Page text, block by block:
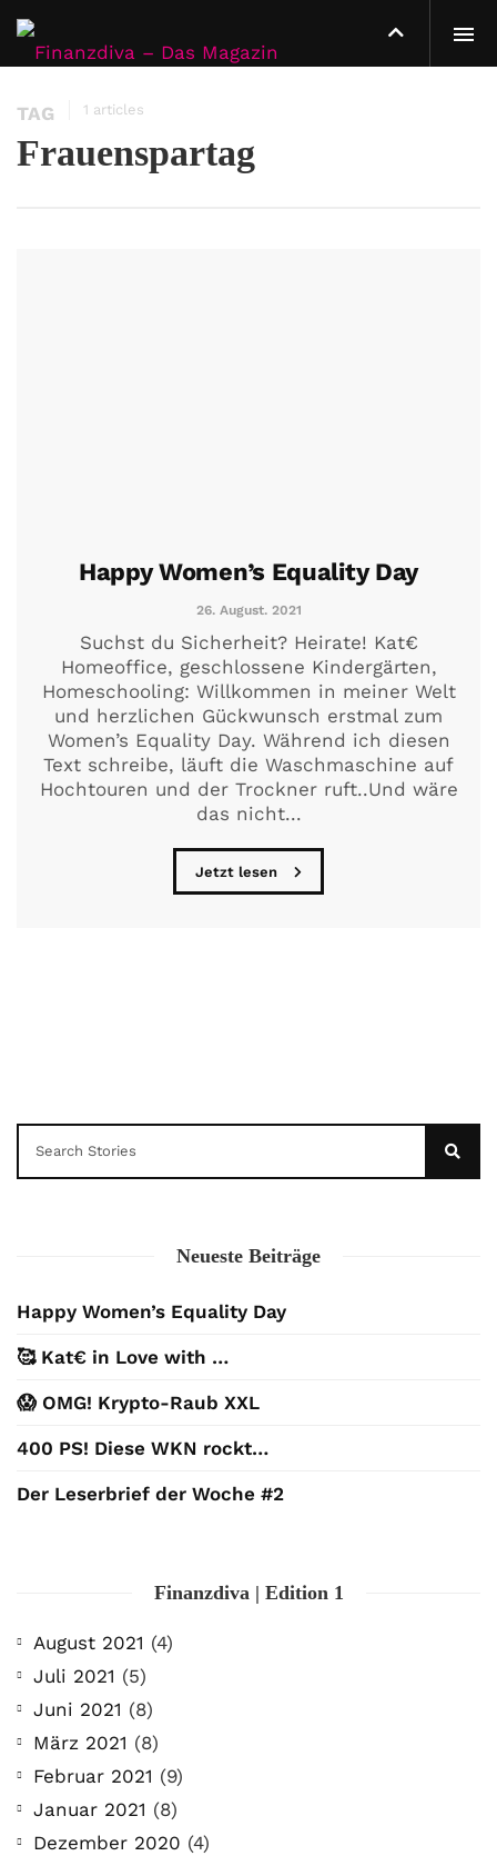
TAG 1 articles
Frauenspartag
Happy Women’s Equality Day
26. August. 2021
Suchst du Sicherheit? Heirate! Kat€
Homeoffice, geschlossene Kindergärten,
Homeschooling: Willkommen in meiner Welt
und herzlichen Gückwunsch erstmal zum
Women’s Equality Day. Während ich diesen
Text schreibe, läuft die Waschmaschine auf
Hochtouren und der Trockner ruft..Und wäre
das nicht...
Jetzt lesen
Neueste Beiträge
Happy Women’s Equality Day
🥰 Kat€ in Love with …
😱 OMG! Krypto-Raub XXL
400 PS! Diese WKN rockt…
Der Leserbrief der Woche #2
Finanzdiva | Edition 1
August 2021 (4)
Juli 2021 (5)
Juni 2021 (8)
März 2021 (8)
Februar 2021 (9)
Januar 2021 (8)
Dezember 2020 (4)